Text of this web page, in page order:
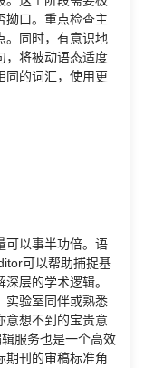
拗口。重点检查主
。同时，有意识地
，将被动语态适度
同的词汇，使用更
可以事半功倍。语
可以帮助捕捉基
层的学术逻辑。
实验室同伴或熟悉
意想不到的宝贵意
服务也是一个高效
期刊的审稿标准角